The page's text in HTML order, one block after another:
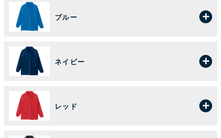
ブルー
ネイビー
レッド